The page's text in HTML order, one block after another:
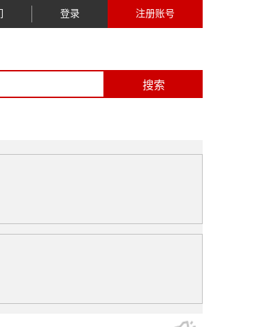
注册账号
登录
搜索